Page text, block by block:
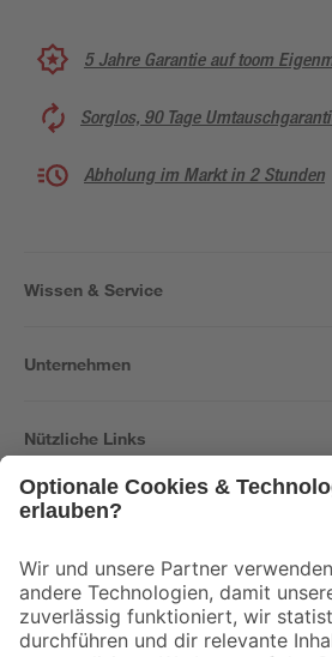
5 Jahre Garantie auf toom
Sorglos, 90 Tage
Abholung im Markt in 2 Stunden
Wissen & Service
Unternehmen
Nützliche Links
Der toom Newsletter: Keine Angebote und
Zur Newsletter Anmeldung